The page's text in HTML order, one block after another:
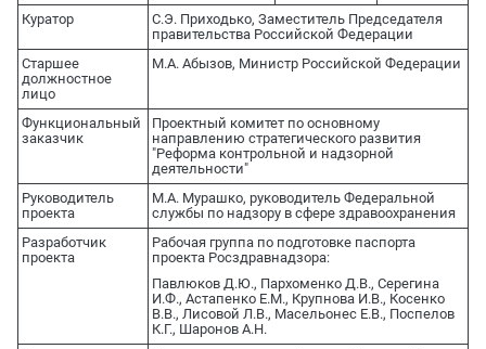
Куратор
С.Э. Приходько, Заместитель Председателя
правительства Российской Федерации
Старшее
должностное
лицо
М.А. Абызов, Министр Российской Федерации
Функциональный
заказчик
Проектный комитет по основному
направлению стратегического развития
"Реформа контрольной и надзорной
деятельности"
Руководитель
проекта
М.А. Мурашко, руководитель Федеральной
службы по надзору в сфере здравоохранения
Разработчик
проекта
Рабочая группа по подготовке паспорта
проекта Росздравнадзора:
Павлюков Д.Ю., Пархоменко Д.В., Серегина
И.Ф., Астапенко Е.М., Крупнова И.В., Косенко
В.В., Лисовой Л.В., Масельонес Е.В., Поспелов
К.Г., Шаронов А.Н.